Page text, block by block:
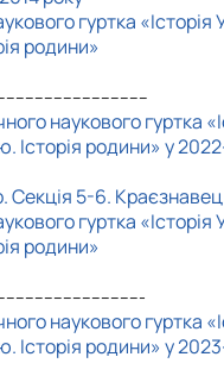
гуртка «Історія
родини»
наукового гуртка
Історія родини» у
Секція 5-6.
гуртка «Історія
родини»
наукового гуртка
Історія родини» у